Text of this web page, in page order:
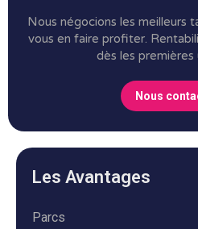
Nous négocions les meilleurs
vous en faire profiter.
dès les premières
Nous
Les Avantages
Parcs